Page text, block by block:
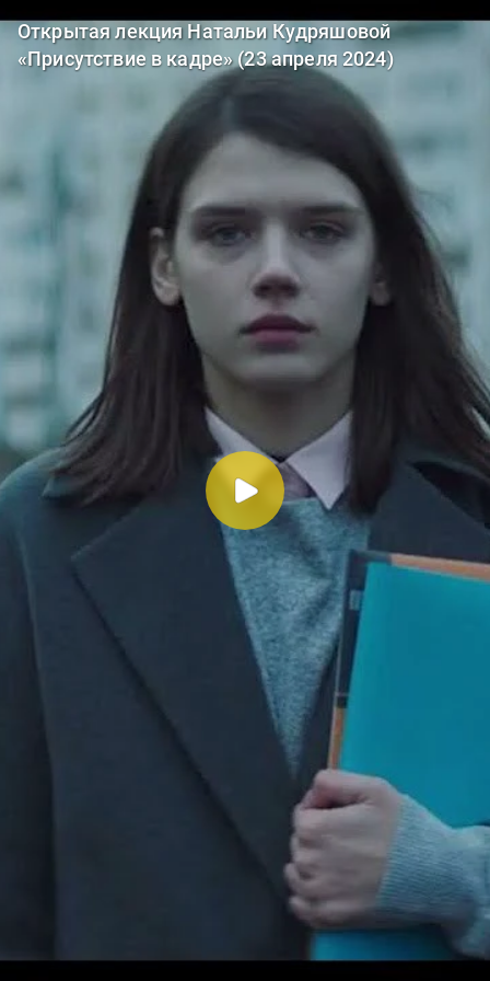
Открытая лекция Натальи Кудряшовой
«Присутствие в кадре» (23 апреля 2024)